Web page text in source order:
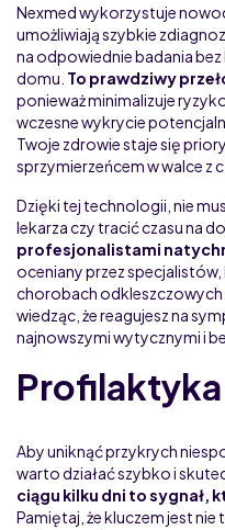
Nexmed wykorzystuje
umożliwiają szybkie
na odpowiednie badania
domu. To prawdziwy
ponieważ minimalizuje
wczesne wykrycie
Twoje zdrowie staje się
sprzymierzeńcem w walce z
Dzięki tej technologii, nie
lekarza czy tracić czasu na
profesjonalistami
oceniany przez
chorobach
wiedząc, że reagujesz na
najnowszymi wytycznymi i
Aby uniknąć przykrych
warto działać szybko i
ciągu kilku dni to sygnał,
Pamiętaj, że kluczem jest